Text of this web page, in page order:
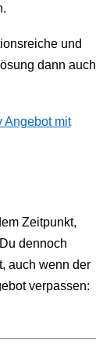
und
dann auch
Angebot mit
Zeitpunkt,
dennoch
auch wenn der
verpassen: